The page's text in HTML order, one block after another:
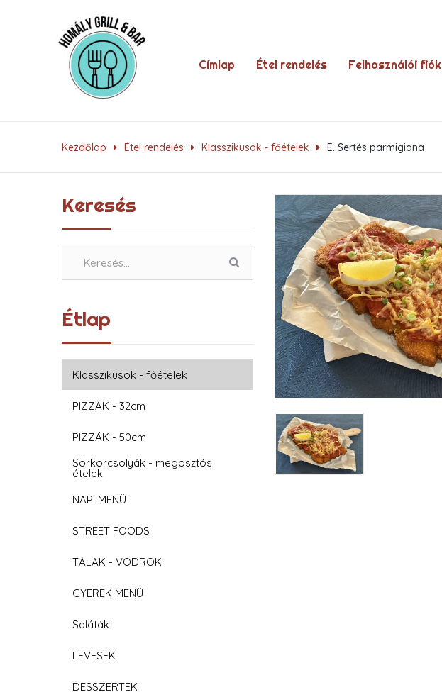
Címlap Étel rendelés Felhasználói fiók
Kezdőlap Étel rendelés Klasszikusok - főételek E. Sertés parmigiana
Keresés
Étlap
Klasszikusok - főételek
PIZZÁK - 32cm
PIZZÁK - 50cm
Sörkorcsolyák - megosztós
ételek
NAPI MENÜ
STREET FOODS
TÁLAK - VÖDRÖK
GYEREK MENÜ
Saláták
LEVESEK
DESSZERTEK